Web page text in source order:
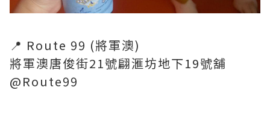
📍 Route 99 (將軍澳)
將軍澳唐俊街21號翩滙坊地下19號舖
@Route99